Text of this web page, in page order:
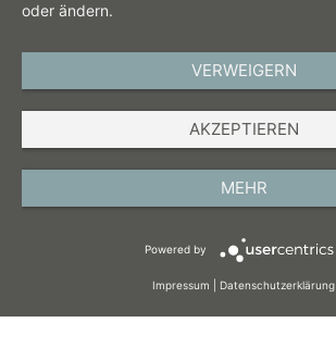
oder ändern.
VERWEIGERN
AKZEPTIEREN
MEHR
Powered by
Impressum Datenschutzerklärung